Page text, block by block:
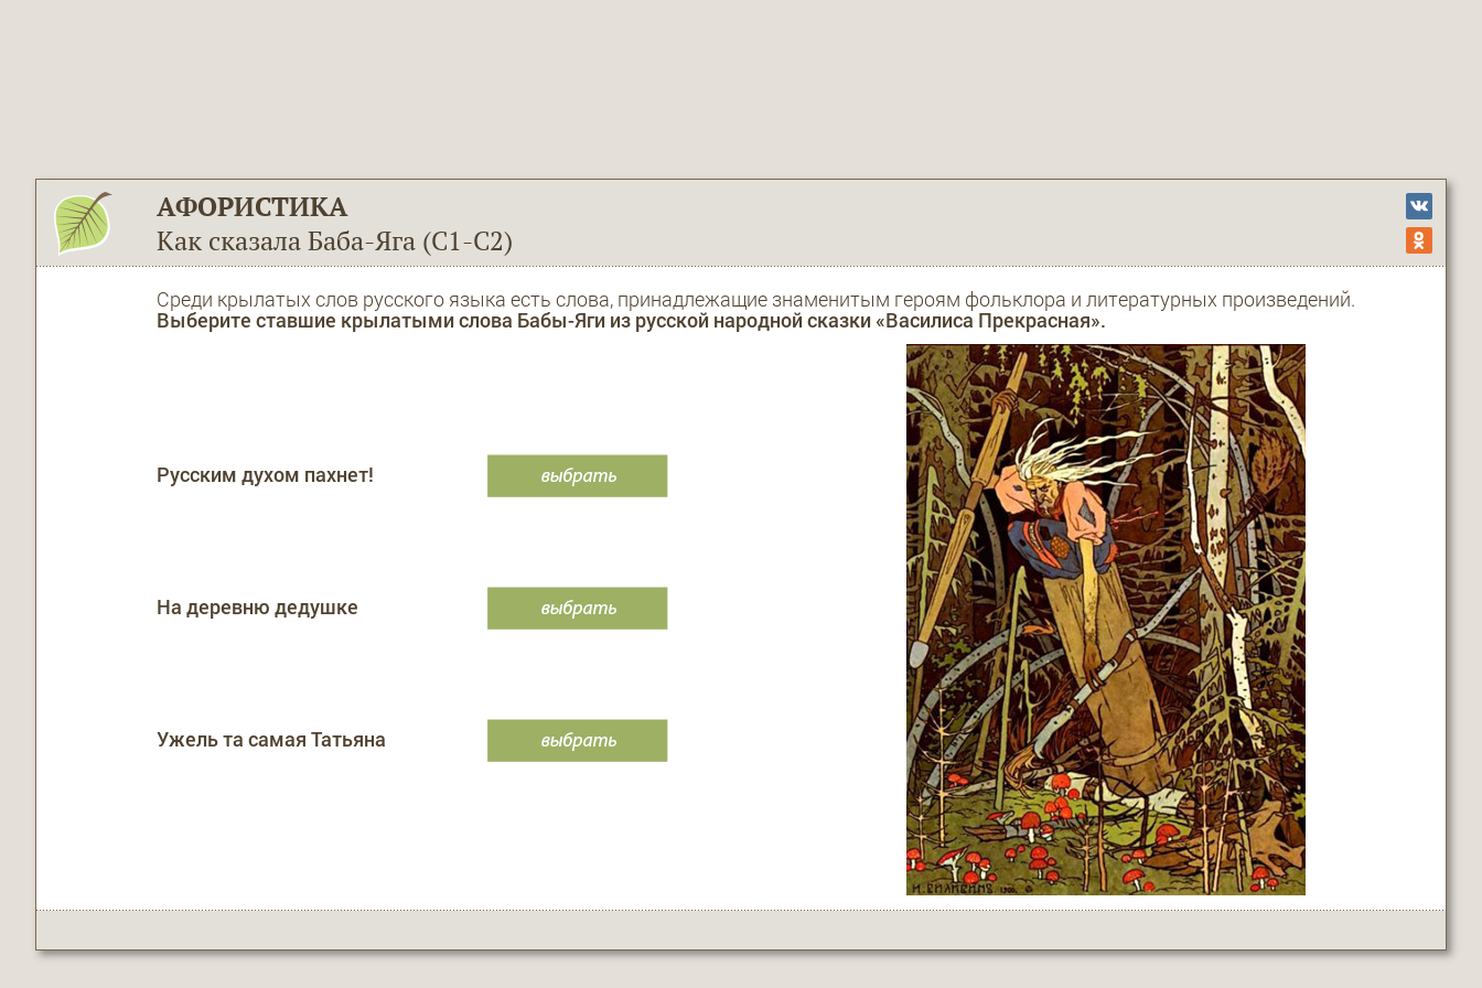
АФОРИСТИКА
Как сказала Баба-Яга (С1-С2)
Среди крылатых слов русского языка есть слова, принадлежащие знаменитым героям фольклора и литературных произведений.
Выберите ставшие крылатыми слова Бабы-Яги из русской народной сказки «Василиса Прекрасная».
Русским духом пахнет!
На деревню дедушке
Ужель та самая Татьяна